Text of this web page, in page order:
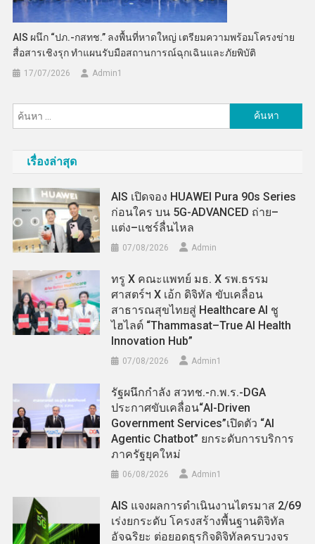
AIS ผนึก “ปภ.-กสทช.” ลงพื้นที่หาดใหญ่ เตรียมความพร้อมโครงข่าย
สื่อสารเชิงรุก ทำแผนรับมือสถานการณ์ฉุกเฉินและภัยพิบัติ
17/07/2026 Admin​1
สำหรับ:
เรื่องล่าสุด
AIS เปิดจอง HUAWEI Pura 90s Series
ก่อนใคร บน 5G-ADVANCED ถ่าย–
แต่ง–แชร์ลื่นไหล
07/08/2026 Admin
ทรู X คณะแพทย์ มธ. X รพ.ธรรม
ศาสตร์ฯ X เอ้ก ดิจิทัล ขับเคลื่อน
สาธารณสุขไทยสู่ Healthcare AI ชู
ไฮไลต์ “Thammasat–True AI Health
Innovation Hub”
07/08/2026 Admin​1
รัฐผนึกกำลัง สวทช.-ก.พ.ร.-DGA
ประกาศขับเคลื่อน“AI-Driven
Government Services”เปิดตัว “AI
Agentic Chatbot” ยกระดับการบริการ
ภาครัฐยุคใหม่
06/08/2026 Admin​1
AIS แจงผลการดำเนินงานไตรมาส 2/69
เร่งยกระดับ โครงสร้างพื้นฐานดิจิทัล
อัจฉริยะ ต่อยอดธุรกิจดิจิทัลครบวงจร